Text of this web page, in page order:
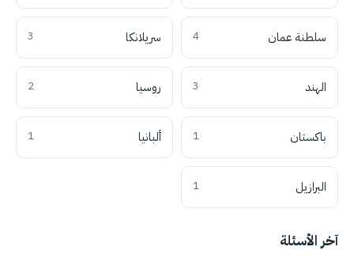
سلطنة عمان 4 سريلانكا 3
الهند 3 روسيا 2
باكستان 1 ألبانيا 1
البرازيل 1
آخر الأسئلة